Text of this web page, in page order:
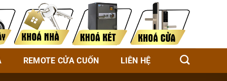
REMOTE CỬA CUỐN LIÊN HỆ